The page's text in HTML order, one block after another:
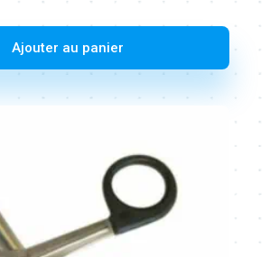
Ajouter au panier